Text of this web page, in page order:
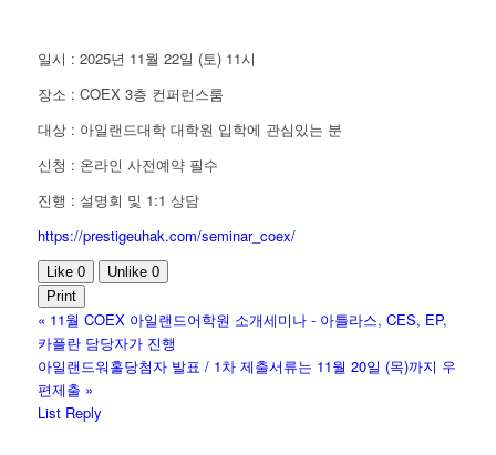
일시 : 2025년 11월 22일 (토) 11시
장소 : COEX 3층 컨퍼런스룸
대상 : 아일랜드대학 대학원 입학에 관심있는 분
신청 : 온라인 사전예약 필수
진행 : 설명회 및 1:1 상담
https://prestigeuhak.com/seminar_coex/
Like 0 Unlike 0
Print
« 11월 COEX 아일랜드어학원 소개세미나 - 아틀라스, CES, EP,
카플란 담당자가 진행
아일랜드워홀당첨자 발표 / 1차 제출서류는 11월 20일 (목)까지 우
편제출 »
List Reply